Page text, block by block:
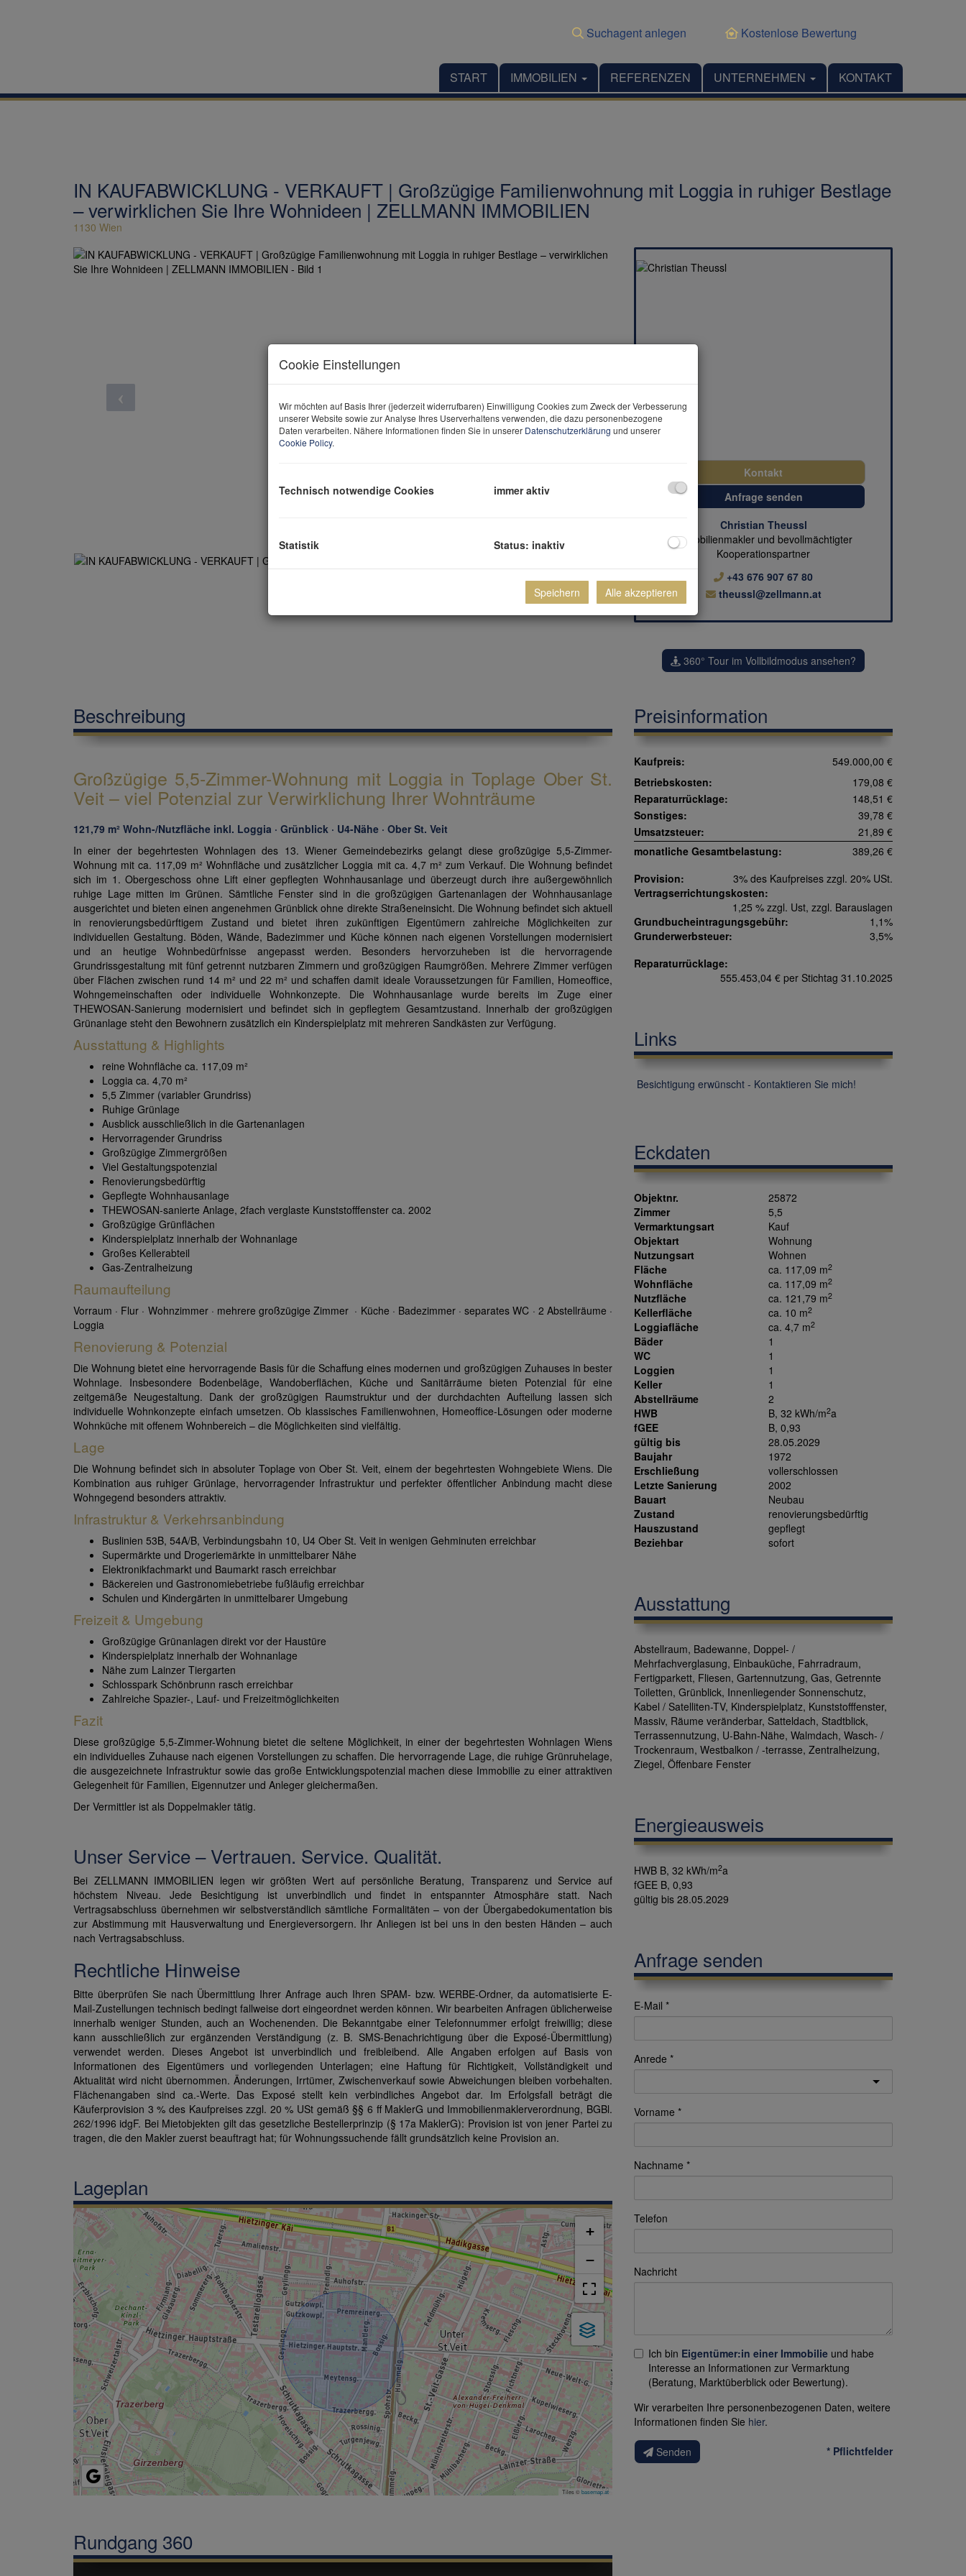
Suchagent anlegen Kostenlose Bewertung
START IMMOBILIEN REFERENZEN UNTERNEHMEN KONTAKT
IN KAUFABWICKLUNG - VERKAUFT | Großzügige Familienwohnung mit Loggia in ruhiger Bestlage
– verwirklichen Sie Ihre Wohnideen | ZELLMANN IMMOBILIEN
1130 Wien
Kontakt
Anfrage senden
Christian Theussl
Immobilienmakler und bevollmächtigter
Kooperationspartner
+43 676 907 67 80
theussl@zellmann.at
360° Tour im Vollbildmodus ansehen?
Beschreibung
Großzügige 5,5-Zimmer-Wohnung mit Loggia in Toplage Ober St.
Veit – viel Potenzial zur Verwirklichung Ihrer Wohnträume
121,79 m² Wohn-/Nutzfläche inkl. Loggia · Grünblick · U4-Nähe · Ober St. Veit
In einer der begehrtesten Wohnlagen des 13. Wiener Gemeindebezirks gelangt diese großzügige 5,5-Zimmer-
Wohnung mit ca. 117,09 m² Wohnfläche und zusätzlicher Loggia mit ca. 4,7 m² zum Verkauf. Die Wohnung befindet
sich im 1. Obergeschoss ohne Lift einer gepflegten Wohnhausanlage und überzeugt durch ihre außergewöhnlich
ruhige Lage mitten im Grünen. Sämtliche Fenster sind in die großzügigen Gartenanlagen der Wohnhausanlage
ausgerichtet und bieten einen angenehmen Grünblick ohne direkte Straßeneinsicht. Die Wohnung befindet sich aktuell
in renovierungsbedürftigem Zustand und bietet ihren zukünftigen Eigentümern zahlreiche Möglichkeiten zur
individuellen Gestaltung. Böden, Wände, Badezimmer und Küche können nach eigenen Vorstellungen modernisiert
und an heutige Wohnbedürfnisse angepasst werden. Besonders hervorzuheben ist die hervorragende
Grundrissgestaltung mit fünf getrennt nutzbaren Zimmern und großzügigen Raumgrößen. Mehrere Zimmer verfügen
über Flächen zwischen rund 14 m² und 22 m² und schaffen damit ideale Voraussetzungen für Familien, Homeoffice,
Wohngemeinschaften oder individuelle Wohnkonzepte. Die Wohnhausanlage wurde bereits im Zuge einer
THEWOSAN-Sanierung modernisiert und befindet sich in gepflegtem Gesamtzustand. Innerhalb der großzügigen
Grünanlage steht den Bewohnern zusätzlich ein Kinderspielplatz mit mehreren Sandkästen zur Verfügung.
Ausstattung & Highlights
reine Wohnfläche ca. 117,09 m²
Loggia ca. 4,70 m²
5,5 Zimmer (variabler Grundriss)
Ruhige Grünlage
Ausblick ausschließlich in die Gartenanlagen
Hervorragender Grundriss
Großzügige Zimmergrößen
Viel Gestaltungspotenzial
Renovierungsbedürftig
Gepflegte Wohnhausanlage
THEWOSAN-sanierte Anlage, 2fach verglaste Kunststofffenster ca. 2002
Großzügige Grünflächen
Kinderspielplatz innerhalb der Wohnanlage
Großes Kellerabteil
Gas-Zentralheizung
Raumaufteilung
Vorraum · Flur · Wohnzimmer · mehrere großzügige Zimmer · Küche · Badezimmer · separates WC · 2 Abstellräume ·
Loggia
Renovierung & Potenzial
Die Wohnung bietet eine hervorragende Basis für die Schaffung eines modernen und großzügigen Zuhauses in bester
Wohnlage. Insbesondere Bodenbeläge, Wandoberflächen, Küche und Sanitärräume bieten Potenzial für eine
zeitgemäße Neugestaltung. Dank der großzügigen Raumstruktur und der durchdachten Aufteilung lassen sich
individuelle Wohnkonzepte einfach umsetzen. Ob klassisches Familienwohnen, Homeoffice-Lösungen oder moderne
Wohnküche mit offenem Wohnbereich – die Möglichkeiten sind vielfältig.
Lage
Die Wohnung befindet sich in absoluter Toplage von Ober St. Veit, einem der begehrtesten Wohngebiete Wiens. Die
Kombination aus ruhiger Grünlage, hervorragender Infrastruktur und perfekter öffentlicher Anbindung macht diese
Wohngegend besonders attraktiv.
Infrastruktur & Verkehrsanbindung
Buslinien 53B, 54A/B, Verbindungsbahn 10, U4 Ober St. Veit in wenigen Gehminuten erreichbar
Supermärkte und Drogeriemärkte in unmittelbarer Nähe
Elektronikfachmarkt und Baumarkt rasch erreichbar
Bäckereien und Gastronomiebetriebe fußläufig erreichbar
Schulen und Kindergärten in unmittelbarer Umgebung
Freizeit & Umgebung
Großzügige Grünanlagen direkt vor der Haustüre
Kinderspielplatz innerhalb der Wohnanlage
Nähe zum Lainzer Tiergarten
Schlosspark Schönbrunn rasch erreichbar
Zahlreiche Spazier-, Lauf- und Freizeitmöglichkeiten
Fazit
Diese großzügige 5,5-Zimmer-Wohnung bietet die seltene Möglichkeit, in einer der begehrtesten Wohnlagen Wiens
ein individuelles Zuhause nach eigenen Vorstellungen zu schaffen. Die hervorragende Lage, die ruhige Grünruhelage,
die ausgezeichnete Infrastruktur sowie das große Entwicklungspotenzial machen diese Immobilie zu einer attraktiven
Gelegenheit für Familien, Eigennutzer und Anleger gleichermaßen.
Der Vermittler ist als Doppelmakler tätig.
Unser Service – Vertrauen. Service. Qualität.
Bei ZELLMANN IMMOBILIEN legen wir größten Wert auf persönliche Beratung, Transparenz und Service auf
höchstem Niveau. Jede Besichtigung ist unverbindlich und findet in entspannter Atmosphäre statt. Nach
Vertragsabschluss übernehmen wir selbstverständlich sämtliche Formalitäten – von der Übergabedokumentation bis
zur Abstimmung mit Hausverwaltung und Energieversorgern. Ihr Anliegen ist bei uns in den besten Händen – auch
nach Vertragsabschluss.
Rechtliche Hinweise
Bitte überprüfen Sie nach Übermittlung Ihrer Anfrage auch Ihren SPAM- bzw. WERBE-Ordner, da automatisierte E-
Mail-Zustellungen technisch bedingt fallweise dort eingeordnet werden können. Wir bearbeiten Anfragen üblicherweise
innerhalb weniger Stunden, auch an Wochenenden. Die Bekanntgabe einer Telefonnummer erfolgt freiwillig; diese
kann ausschließlich zur ergänzenden Verständigung (z. B. SMS-Benachrichtigung über die Exposé-Übermittlung)
verwendet werden. Dieses Angebot ist unverbindlich und freibleibend. Alle Angaben erfolgen auf Basis von
Informationen des Eigentümers und vorliegenden Unterlagen; eine Haftung für Richtigkeit, Vollständigkeit und
Aktualität wird nicht übernommen. Änderungen, Irrtümer, Zwischenverkauf sowie Abweichungen bleiben vorbehalten.
Flächenangaben sind ca.-Werte. Das Exposé stellt kein verbindliches Angebot dar. Im Erfolgsfall beträgt die
Käuferprovision 3 % des Kaufpreises zzgl. 20 % USt gemäß §§ 6 ff MaklerG und Immobilienmaklerverordnung, BGBl.
262/1996 idgF. Bei Mietobjekten gilt das gesetzliche Bestellerprinzip (§ 17a MaklerG): Provision ist von jener Partei zu
tragen, die den Makler zuerst beauftragt hat; für Wohnungssuchende fällt grundsätzlich keine Provision an.
Lageplan
+
−
Tiles ©basemap.at
Rundgang 360
Preisinformation
Kaufpreis:
549.000,00 €
Betriebskosten:
179,08 €
Reparaturrücklage:
148,51 €
Sonstiges:
39,78 €
Umsatzsteuer:
21,89 €
monatliche Gesamtbelastung:
389,26 €
Provision:
3% des Kaufpreises zzgl. 20% USt.
Vertragserrichtungskosten:
1,25 % zzgl. Ust, zzgl. Barauslagen
Grundbucheintragungsgebühr:
1,1%
Grunderwerbsteuer:
3,5%
Reparaturrücklage:
555.453,04 € per Stichtag 31.10.2025
Links
Besichtigung erwünscht - Kontaktieren Sie mich!
Eckdaten
Objektnr.
25872
Zimmer
5,5
Vermarktungsart
Kauf
Objektart
Wohnung
Nutzungsart
Wohnen
Fläche
ca. 117,09 m2
Wohnfläche ca. 117,09 m2
Nutzfläche ca. 121,79 m2
Kellerfläche ca. 10 m2
Loggiafläche ca. 4,7 m2
Bäder
1
WC
1
Loggien
1
Keller
1
Abstellräume
2
HWB
B, 32 kWh/m2a
fGEE
B, 0,93
gültig bis
28.05.2029
Baujahr
1972
Erschließung
vollerschlossen
Letzte Sanierung
2002
Bauart
Neubau
Zustand
renovierungsbedürftig
Hauszustand
gepflegt
Beziehbar
sofort
Ausstattung
Abstellraum Badewanne Doppel- /
Mehrfachverglasung Einbauküche Fahrradraum
Fertigparkett Fliesen Gartennutzung Gas Getrennte
Toiletten Grünblick Innenliegender Sonnenschutz
Kabel / Satelliten-TV Kinderspielplatz Kunststofffenster
Massiv Räume veränderbar Satteldach Stadtblick
Terrassennutzung U-Bahn-Nähe Walmdach Wasch- /
Trockenraum Westbalkon / -terrasse Zentralheizung
Ziegel Öffenbare Fenster
Energieausweis
HWB B, 32 kWh/m2a
fGEE B, 0,93
gültig bis 28.05.2029
Anfrage senden
E-Mail
Anrede
Vorname
Nachname
Telefon
Nachricht
Ich bin Eigentümer:in einer Immobilie und habe
Interesse an Informationen zur Vermarktung
(Beratung, Marktüberblick oder Bewertung).
Wir verarbeiten Ihre personenbezogenen Daten, weitere
Informationen finden Sie hier.
Senden * Pflichtfelder
Cookie Einstellungen
Wir möchten auf Basis Ihrer (jederzeit widerrufbaren) Einwilligung Cookies zum Zweck der Verbesserung
unserer Website sowie zur Analyse Ihres Userverhaltens verwenden, die dazu personenbezogene
Daten verarbeiten. Nähere Informationen finden Sie in unserer Datenschutzerklärung und unserer
Cookie Policy.
Technisch notwendige Cookies immer aktiv
Statistik Status: inaktiv
Speichern Alle akzeptieren